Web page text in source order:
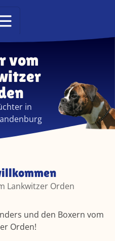
vom
in
Lankwitzer Orden
und den Boxern vom
Orden!